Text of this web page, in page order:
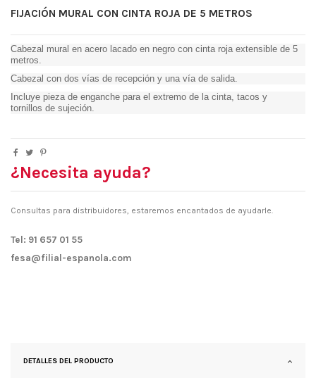
FIJACIÓN MURAL CON CINTA ROJA DE 5 METROS
Cabezal mural en acero lacado en negro con cinta roja extensible de 5
metros.
Cabezal con dos vías de recepción y una vía de salida.
Incluye pieza de enganche para el extremo de la cinta, tacos y
tornillos de sujeción.
¿Necesita ayuda?
Consultas para distribuidores, estaremos encantados de ayudarle.
Tel: 91 657 01 55
fesa@filial-espanola.com
DETALLES DEL PRODUCTO